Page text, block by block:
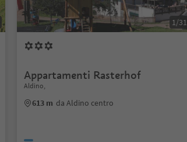
1/31
Appartamenti Rasterhof
Aldino,
613 m da Aldino centro